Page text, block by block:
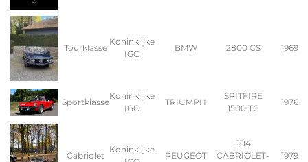
Tourklasse
Koninklijke
IGC
BMW 2800 CS 1969
Sportklasse
Koninklijke
IGC
TRIUMPH
SPITFIRE
1500 TC
1976
Cabriolet
Koninklijke
PEUGEOT
504
CABRIOLET-
1979